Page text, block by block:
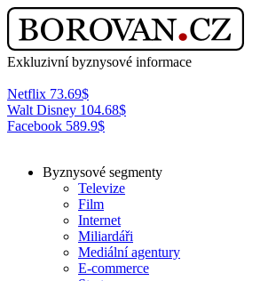
Exkluzivní byznysové informace
Netflix 73.69$
Walt Disney 104.68$
Facebook 589.9$
Byznysové segmenty
Televize
Film
Internet
Miliardáři
Mediální agentury
E-commerce